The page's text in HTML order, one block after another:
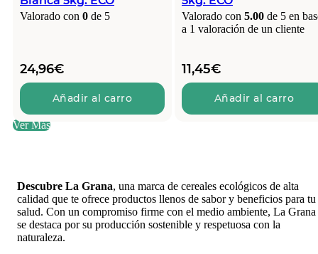
Valorado con 0 de 5
24,96€
Añadir al carro
Valorado con 5.00 de 5 en
a 1 valoración de un cliente
11,45€
Añadir al carro
Ver Más
Descubre La Grana, una marca de cereales ecológicos de alta
calidad que te ofrece productos llenos de sabor y beneficios para tu
salud. Con un compromiso firme con el medio ambiente, La Grana
se destaca por su producción sostenible y respetuosa con la
naturaleza.